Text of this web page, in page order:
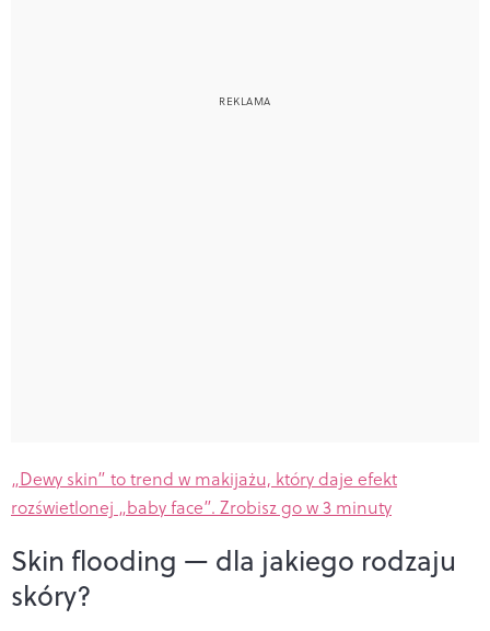
„Dewy skin” to trend w makijażu, który daje efekt
rozświetlonej „baby face”. Zrobisz go w 3 minuty
Skin flooding — dla jakiego rodzaju
skóry?